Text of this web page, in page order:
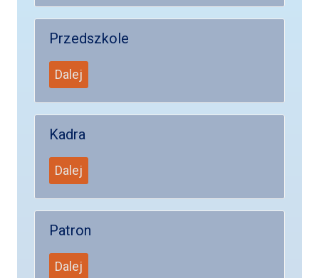
Przedszkole
Dalej
Kadra
Dalej
Patron
Dalej